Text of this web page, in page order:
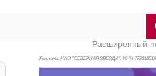
Расширенный
Реклама. НАО "СЕВЕРНАЯ ЗВЕЗДА", ИНН 772